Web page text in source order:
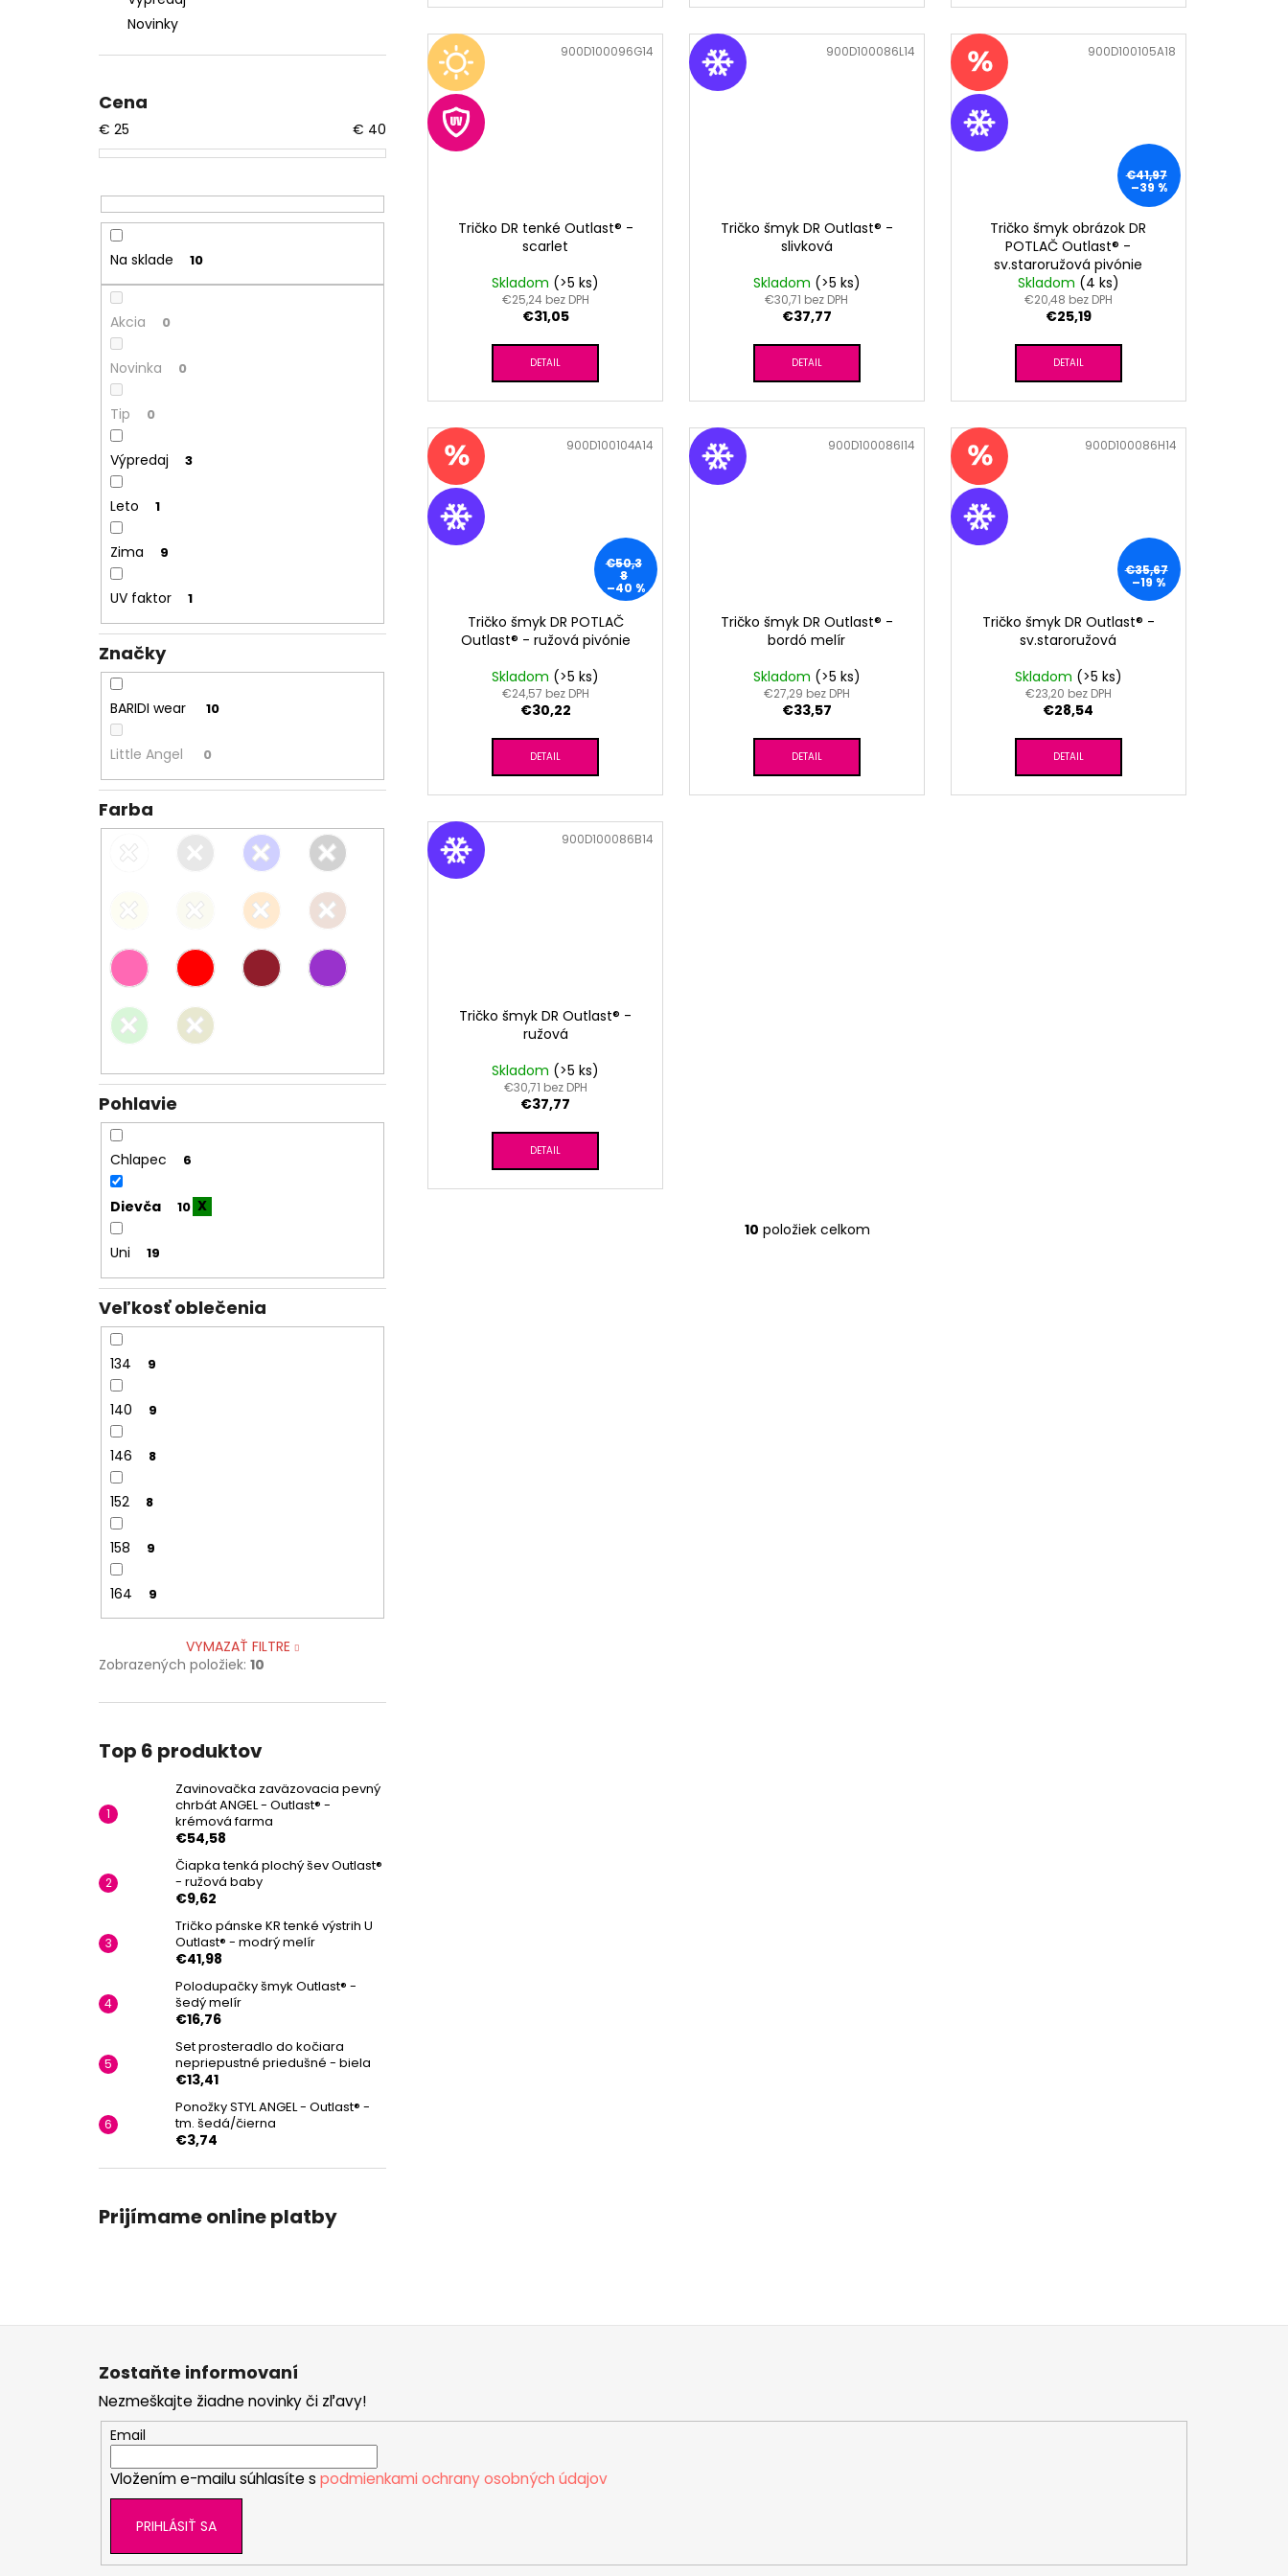
Novinky
Cena
€ 25 € 40
Na sklade 10
Akcia 0
Novinka 0
Tip 0
Výpredaj 3
Leto 1
Zima 9
UV faktor 1
Značky
BARIDI wear 10
Little Angel 0
Farba
Pohlavie
Chlapec 6
Dievča 10
Uni 19
Veľkosť oblečenia
134 9
140 9
146 8
152 8
158 9
164 9
VYMAZAŤ FILTRE
Zobrazených položiek: 10
Top 6 produktov
Zavinovačka zaväzovacia pevný
chrbát ANGEL - Outlast® -
krémová farma
€54,58
Čiapka tenká plochý šev Outlast®
- ružová baby
€9,62
Tričko pánske KR tenké výstrih U
Outlast® - modrý melír
€41,98
Polodupačky šmyk Outlast® -
šedý melír
€16,76
Set prosteradlo do kočiara
nepriepustné priedušné - biela
€13,41
Ponožky STYL ANGEL - Outlast® -
tm. šedá/čierna
€3,74
Prijímame online platby
Tričko DR tenké Outlast® -
scarlet
Skladom (>5 ks)
€25,24 bez DPH
€31,05
DETAIL
900D100096G14
Tričko šmyk DR Outlast® -
slivková
Skladom (>5 ks)
€30,71 bez DPH
€37,77
DETAIL
900D100086L14
€41,97
–39 %
Tričko šmyk obrázok DR
POTLAČ Outlast® -
sv.staroružová pivónie
Skladom (4 ks)
€20,48 bez DPH
€25,19
DETAIL
900D100105A18
€50,3
8
–40 %
Tričko šmyk DR POTLAČ
Outlast® - ružová pivónie
Skladom (>5 ks)
€24,57 bez DPH
€30,22
DETAIL
900D100104A14
Tričko šmyk DR Outlast® -
bordó melír
Skladom (>5 ks)
€27,29 bez DPH
€33,57
DETAIL
900D100086I14
€35,67
–19 %
Tričko šmyk DR Outlast® -
sv.staroružová
Skladom (>5 ks)
€23,20 bez DPH
€28,54
DETAIL
900D100086H14
Tričko šmyk DR Outlast® -
ružová
Skladom (>5 ks)
€30,71 bez DPH
€37,77
DETAIL
900D100086B14
O
10 položiek celkom
Zostaňte informovaní
Nezmeškajte žiadne novinky či zľavy!
Email
Vložením e-mailu súhlasíte s podmienkami ochrany osobných údajov
PRIHLÁSIŤ SA